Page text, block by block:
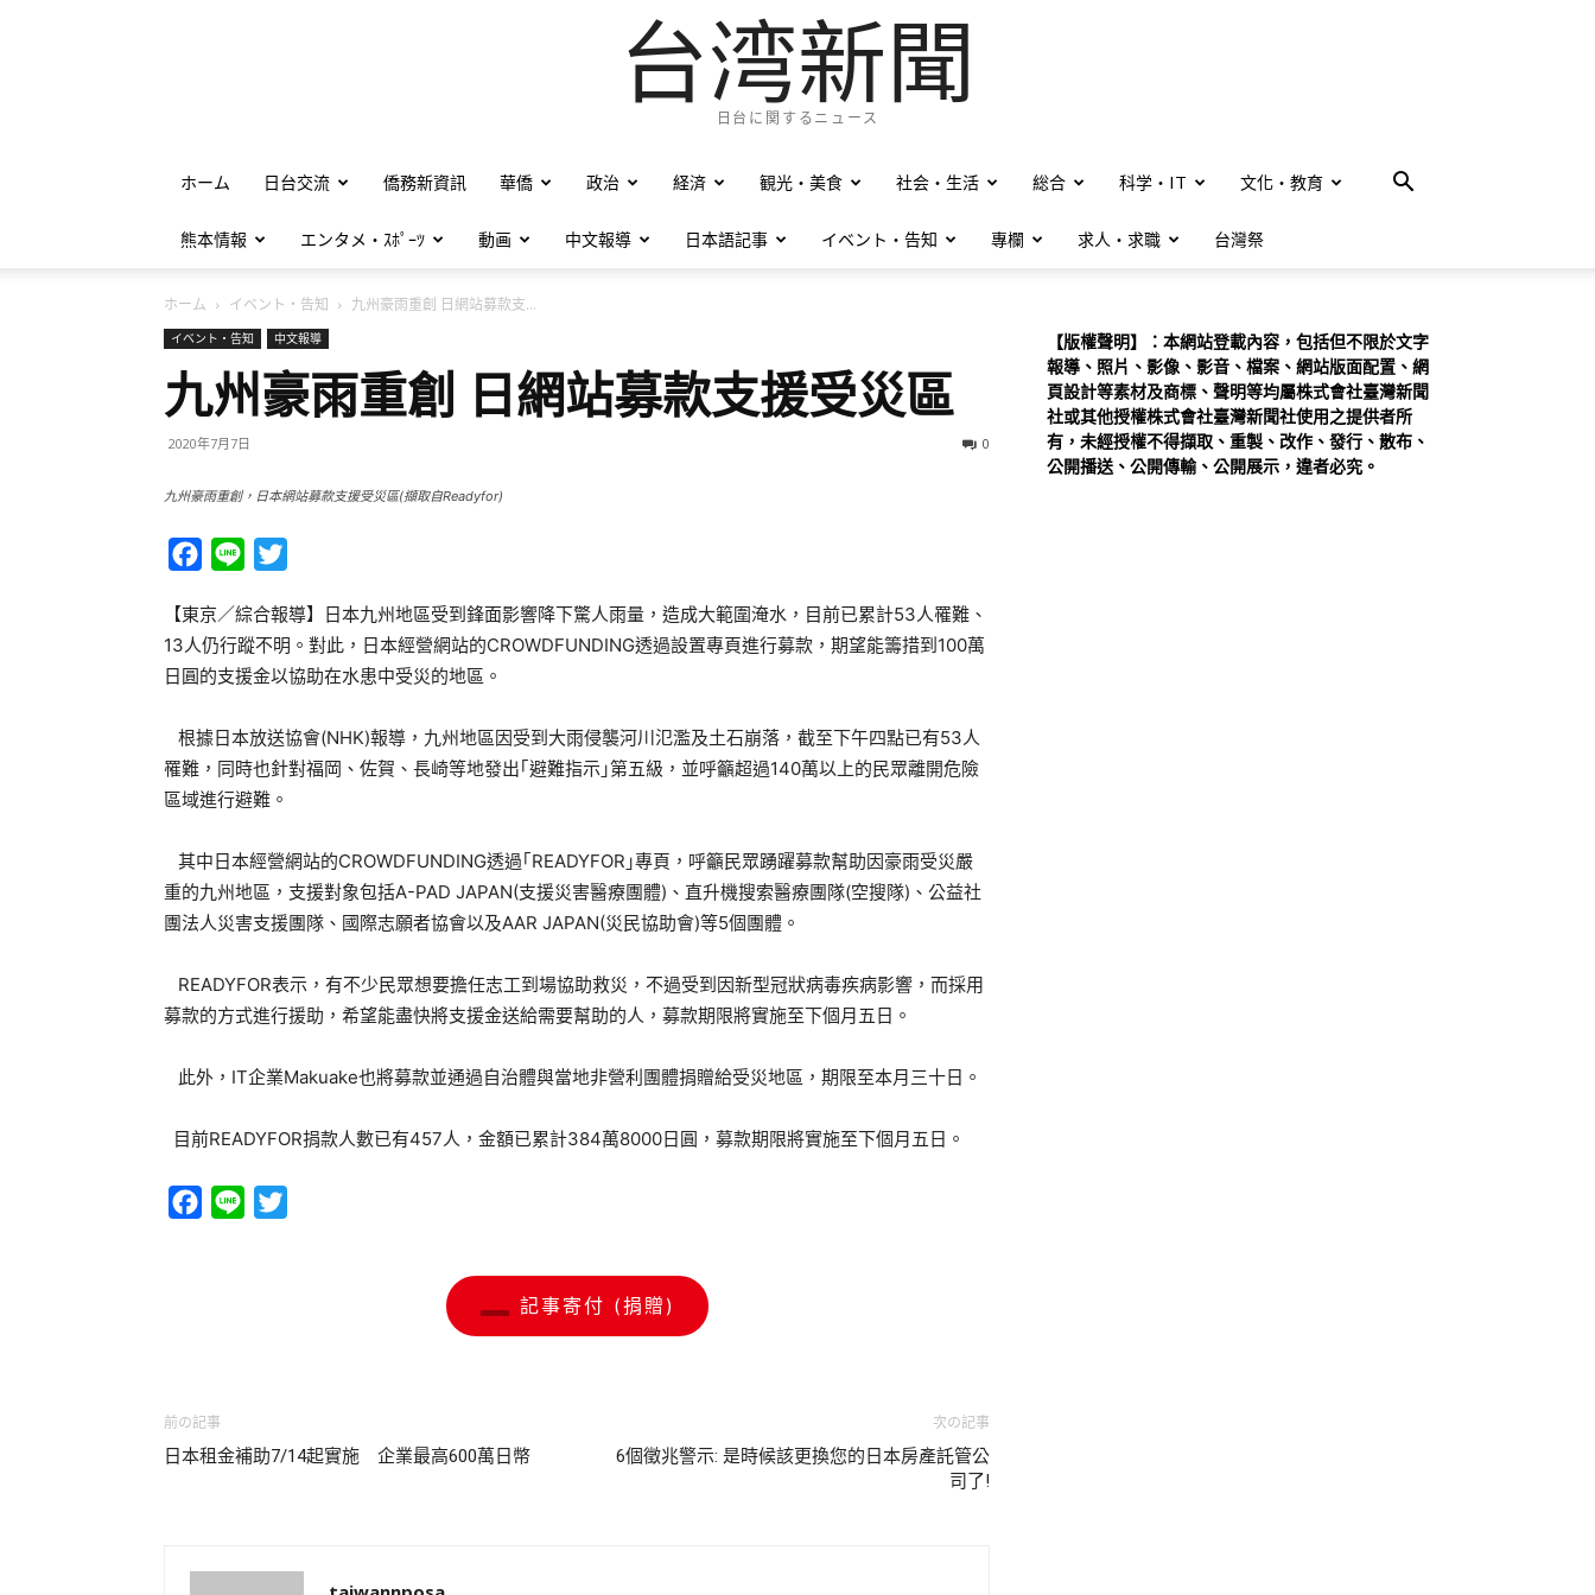
台湾新聞
日台に関するニュース
ホーム 日台交流 僑務新資訊 華僑 政治 経済 観光・美食 社会・生活 総合 科学・IT 文化・教育
熊本情報 エンタメ・ｽﾎﾟｰﾂ 動画 中文報導 日本語記事 イベント・告知 專欄 求人・求職 台灣祭
ホーム イベント・告知 九州豪雨重創 日網站募款支...
イベント・告知 中文報導
九州豪雨重創 日網站募款支援受災區
2020年7月7日 0
九州豪雨重創，日本網站募款支援受災區(擷取自Readyfor)
Facebook
Line
【東京／綜合報導】日本九州地區受到鋒面影響降下驚人雨量，造成大範圍淹水，目前已累計53人罹難、
13人仍行蹤不明。對此，日本經營網站的CROWDFUNDING透過設置專頁進行募款，期望能籌措到100萬
日圓的支援金以協助在水患中受災的地區。
根據日本放送協會(NHK)報導，九州地區因受到大雨侵襲河川氾濫及土石崩落，截至下午四點已有53人
罹難，同時也針對福岡、佐賀、長崎等地發出｢避難指示｣第五級，並呼籲超過140萬以上的民眾離開危險
區域進行避難。
其中日本經營網站的CROWDFUNDING透過｢READYFOR｣專頁，呼籲民眾踴躍募款幫助因豪雨受災嚴
重的九州地區，支援對象包括A-PAD JAPAN(支援災害醫療團體)、直升機搜索醫療團隊(空搜隊)、公益社
團法人災害支援團隊、國際志願者協會以及AAR JAPAN(災民協助會)等5個團體。
READYFOR表示，有不少民眾想要擔任志工到場協助救災，不過受到因新型冠狀病毒疾病影響，而採用
募款的方式進行援助，希望能盡快將支援金送給需要幫助的人，募款期限將實施至下個月五日。
此外，IT企業Makuake也將募款並通過自治體與當地非營利團體捐贈給受災地區，期限至本月三十日。
目前READYFOR捐款人數已有457人，金額已累計384萬8000日圓，募款期限將實施至下個月五日。
Facebook
Line
記事寄付 (捐贈)
前の記事
日本租金補助7/14起實施 企業最高600萬日幣
次の記事
6個徵兆警示: 是時候該更換您的日本房產託管公
司了!
【版權聲明】：本網站登載內容，包括但不限於文字
報導、照片、影像、影音、檔案、網站版面配置、網
頁設計等素材及商標、聲明等均屬株式會社臺灣新聞
社或其他授權株式會社臺灣新聞社使用之提供者所
有，未經授權不得擷取、重製、改作、發行、散布、
公開播送、公開傳輸、公開展示，違者必究。